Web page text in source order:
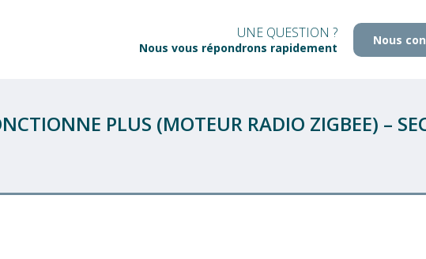
UNE QUESTION ?
Nous vous répondrons rapidement
Nous
PLUS (MOTEUR RADIO ZIGBEE) –